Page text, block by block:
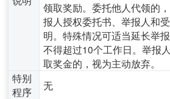
领取奖励。委托他人代领的
报人授权委托书、举报人和
明。特殊情况可适当延长举
不得超过10个工作日。举报
取奖金的，视为主动放弃。
特别
程序
无